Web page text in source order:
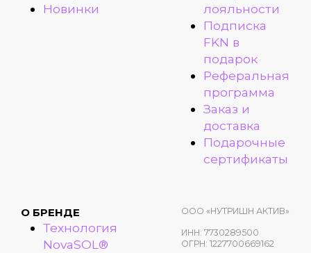
Новинки
лояльности
Подписка
FKN в
подарок
Реферальная
программа
Заказ и
доставка
Подарочные
сертификаты
О БРЕНДЕ
Технология
NovaSOL®
ООО «НУТРИШН АКТИВ»
ИНН: 7730289500
ОГРН: 1227700669162